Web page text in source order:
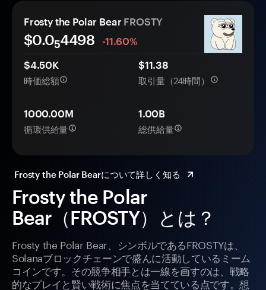
Frosty the Polar
Bear（FROSTY）とは？
Frosty the Polar Bear、シンボルであるFROSTYは、
Solanaブロックチェーンで盛んに活動しているミーム
コインです。その競争相手とは一線を画すのは、戦略
的なプレイと賢い戦術に焦点を当てている点です。想
Frosty the Polar Bear FROSTY
$0.054498
-11.60%
$4.50K
時価総額
$11.38
取引量（24時間）
1000.00M
循環供給量
1.00B
総供給量
Frosty the Polar Bearについて詳しく知る